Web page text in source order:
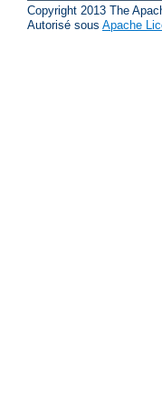
Copyright 2013 The
Autorisé sous Apache